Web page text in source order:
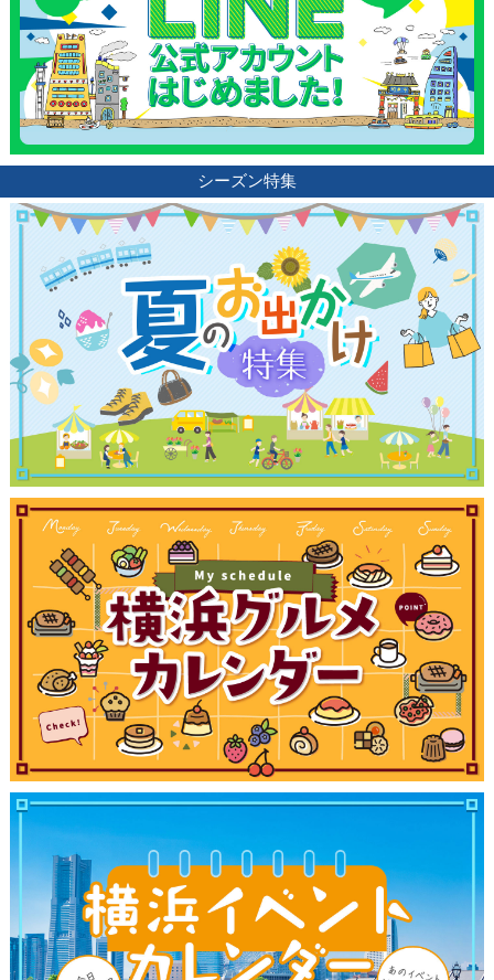
シーズン特集
観光ガイド
ランキング
ブログ記事
サイトについて